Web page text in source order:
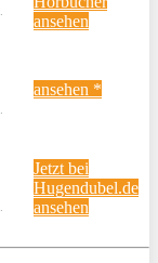
ansehen
ansehen *
Jetzt bei
Hugendubel.de
ansehen